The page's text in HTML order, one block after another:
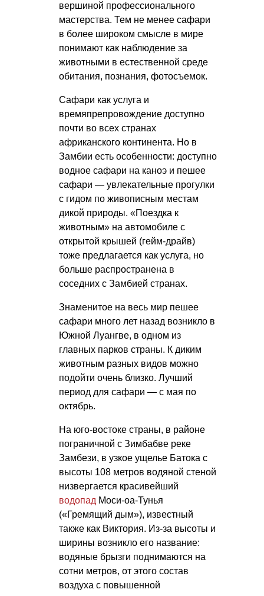
вершиной профессионального
мастерства. Тем не менее сафари
в более широком смысле в мире
понимают как наблюдение за
животными в естественной среде
обитания, познания, фотосъемок.
Сафари как услуга и
времяпрепровождение доступно
почти во всех странах
африканского континента. Но в
Замбии есть особенности: доступно
водное сафари на каноэ и пешее
сафари — увлекательные прогулки
с гидом по живописным местам
дикой природы. «Поездка к
животным» на автомобиле с
открытой крышей (гейм-драйв)
тоже предлагается как услуга, но
больше распространена в
соседних с Замбией странах.
Знаменитое на весь мир пешее
сафари много лет назад возникло в
Южной Луангве, в одном из
главных парков страны. К диким
животным разных видов можно
подойти очень близко. Лучший
период для сафари — с мая по
октябрь.
На юго-востоке страны, в районе
пограничной с Зимбабве реке
Замбези, в узкое ущелье Батока с
высоты 108 метров водяной стеной
низвергается красивейший
водопад Моси-оа-Тунья
(«Гремящий дым»), известный
также как Виктория. Из-за высоты и
ширины возникло его название:
водяные брызги поднимаются на
сотни метров, от этого состав
воздуха с повышенной